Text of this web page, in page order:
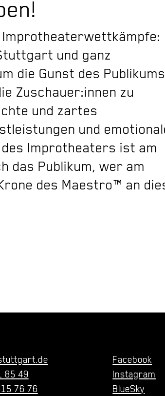
und ganz
die Gunst des
Zuschauer:innen zu
und zartes
und
Improtheaters ist am
das Publikum, wer am
des Maestro™ an
85 49
76 76
Facebook
Instagram
BlueSky